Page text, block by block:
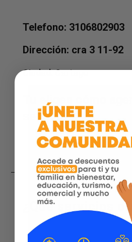
Telefono: 3106802903
Dirección: cra 3 11-92
Ciudad:Cartago
Tu eliges cómo
servicio
¿Qué servicios